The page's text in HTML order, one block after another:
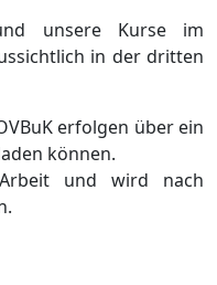
unsere Kurse im
in der dritten
erfolgen über ein
können.
und wird nach